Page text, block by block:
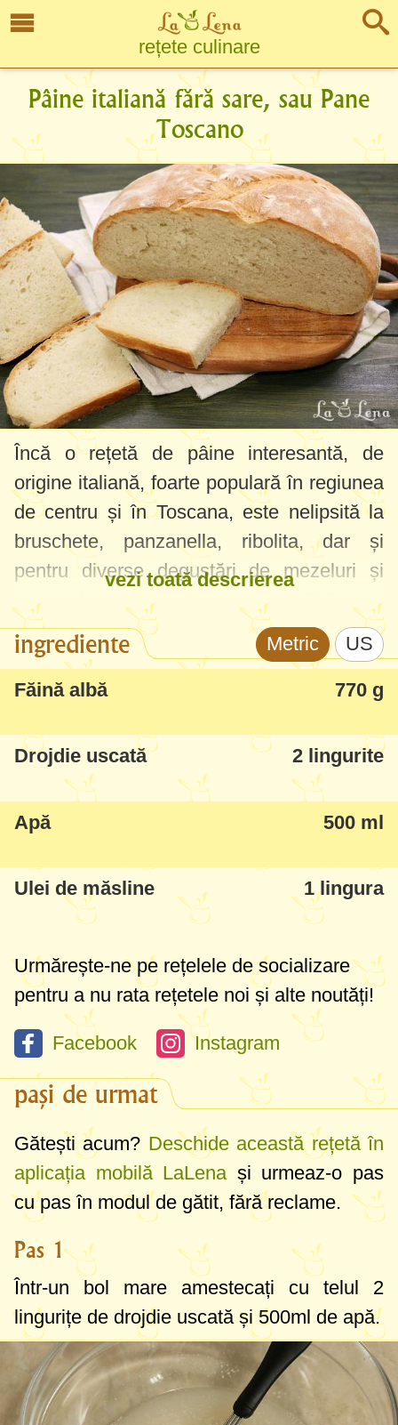
rețete culinare
Pâine italiană fără sare, sau Pane
Toscano
Încă o rețetă de pâine interesantă, de
origine italiană, foarte populară în regiunea
de centru și în Toscana, este nelipsită la
bruschete, panzanella, ribolita, dar și
pentru diverse degustări de mezeluri și
tapenade. Obligatoriu se prepară fără sare,
acest aspect este important pentru a nu
încurca gustul alimentelor cu care este
servită, ba chiar să le accentueze aromele.
repeta neapărat de multe ori în continuare.
De obicei are formă rotundă, miez moale și
aerat, coajă puțin mai densă și crocantă,
eu am improvizat-o cu succes în condiții de
casă. Încă un lucru important - să o porniți
2-a zi, pentru că în toate rețetele de Pane
Toscano drojdia are un proces mai lung de
fermentare, peste noapte.
vezi toată descrierea
ingrediente Metric US
Făină albă 770 g
Drojdie uscată 2 lingurite
Apă 500 ml
Ulei de măsline 1 lingura
Urmărește-ne pe rețelele de socializare
pentru a nu rata rețetele noi și alte noutăți!
Facebook Instagram
pași de urmat
Gătești acum? Deschide această rețetă în
aplicația mobilă LaLenași urmeaz-o pas
cu pas în modul de gătit, fără reclame.
Pas 1
Într-un bol mare amestecați cu telul 2
lingurițe de drojdie uscată și500ml de apă.